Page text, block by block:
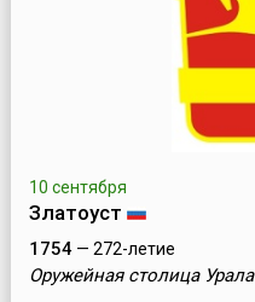
10 сентября
Златоуст
1754— 272-летие
Оружейная столица Урала